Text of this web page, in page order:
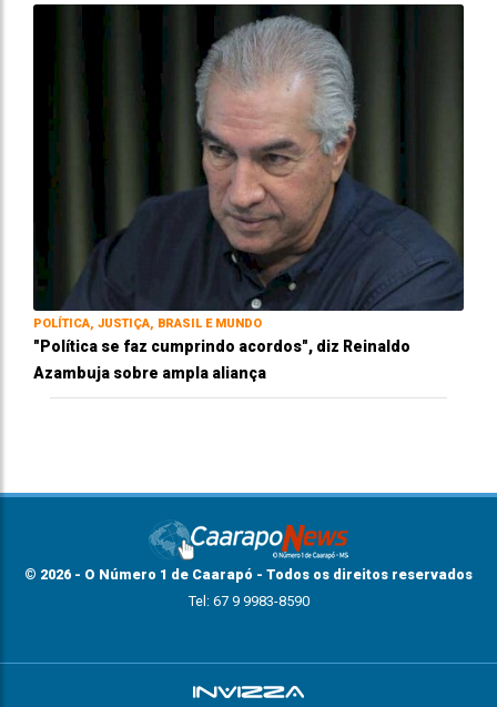
POLÍTICA, JUSTIÇA, BRASIL E MUNDO
"Política se faz cumprindo acordos", diz Reinaldo
Azambuja sobre ampla aliança
© 2026 - O Número 1 de Caarapó - Todos os direitos reservados
Tel: 67 9 9983-8590